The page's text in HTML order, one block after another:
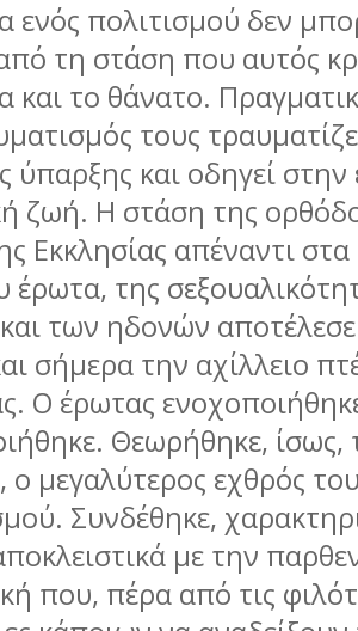
ενός πολιτισμού δεν
από τη στάση που αυτός
και το θάνατο.
τους
ύπαρξης και οδηγεί
ζωή. Η στάση της
Εκκλησίας απέναντι στα
έρωτα, της
και των ηδονών
σήμερα την αχίλλειο
Ο έρωτας
Θεωρήθηκε, ίσως,
μεγαλύτερος εχθρός
Συνδέθηκε,
με την
που, πέρα από τις